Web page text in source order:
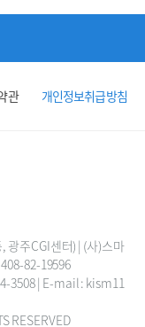
관 개인정보취급방침
광주CGI센터) | (사)스마
82-19596
3508 | E-mail : kism11
RESERVED